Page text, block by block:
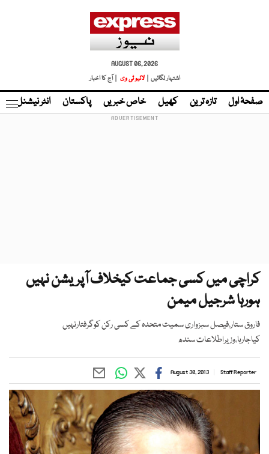
AUGUST 06, 2026
اشتہار لگائیں |
لائیو ٹی وی | آج کا اخبار
صفحۂ اول تازہ ترین کھیل خاص خبریں پاکستان انٹر نیشنل
کراچی میں کسی جماعت کیخلاف آپریشن نہیں
ہورہا شرجیل میمن
فاروق ستار،فیصل سبزواری سمیت متحدہ کے کسی رکن کوگرفتارنہیں
کیاجارہا،وزیراطلاعات سندھ
Staff Reporter
August 30, 2013